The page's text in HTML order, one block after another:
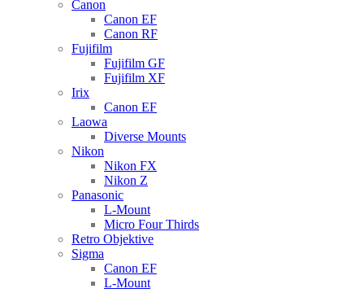
Canon
Canon EF
Canon RF
Fujifilm
Fujifilm GF
Fujifilm XF
Irix
Canon EF
Laowa
Diverse Mounts
Nikon
Nikon FX
Nikon Z
Panasonic
L-Mount
Micro Four Thirds
Retro Objektive
Sigma
Canon EF
L-Mount